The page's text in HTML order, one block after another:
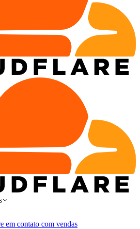
em contato com vendas